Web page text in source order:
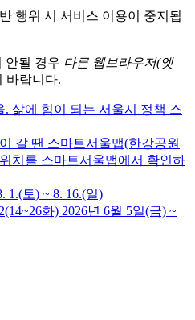
행위 시 서비스 이용이 중지됩
안될 경우 다른 웹브라우저(엣
바랍니다.